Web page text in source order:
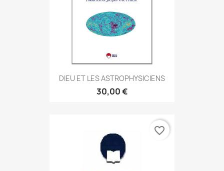
DIEU ET LES ASTROPHYSICIENS
30,00 €
favorite_border